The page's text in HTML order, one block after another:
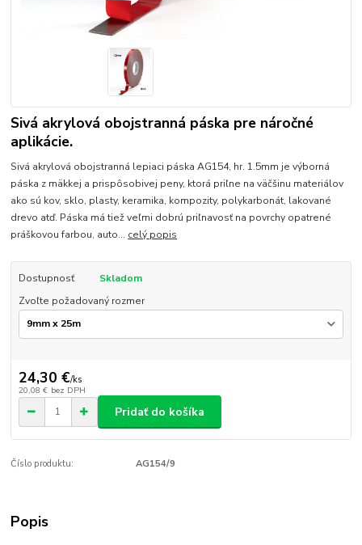
Sivá akrylová obojstranná páska pre náročné
aplikácie.
Sivá akrylová obojstranná lepiaci páska AG154, hr. 1.5mm je výborná
páska z mäkkej a prispôsobivej peny, ktorá priľne na väčšinu materiálov
ako sú kov, sklo, plasty, keramika, kompozity, polykarbonát, lakované
drevo atď. Páska má tiež veľmi dobrú priľnavosť na povrchy opatrené
práškovou farbou, auto... celý popis
Dostupnosť
Skladom
Zvoľte požadovaný rozmer
24,30 €/ks
20,08 € bez DPH
Pridať do košíka
Číslo produktu: AG154/9
Popis